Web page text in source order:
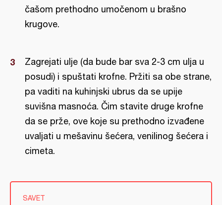
čašom prethodno umočenom u brašno
krugove.
Zagrejati ulje (da bude bar sva 2-3 cm ulja u
posudi) i spuštati krofne. Pržiti sa obe strane,
pa vaditi na kuhinjski ubrus da se upije
suvišna masnoća. Čim stavite druge krofne
da se prže, ove koje su prethodno izvađene
uvaljati u mešavinu šećera, venilinog šećera i
cimeta.
SAVET